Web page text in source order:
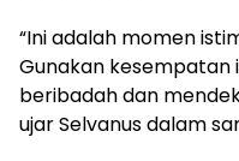
“Ini adalah momen
Gunakan
beribadah dan
ujar Selvanus dalam